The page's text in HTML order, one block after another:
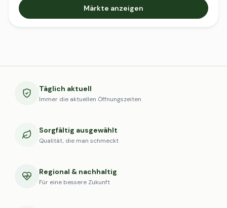
Märkte anzeigen
Täglich aktuell
Immer die aktuellen Öffnungszeiten
Sorgfältig ausgewählt
Qualität, die man schmeckt
Regional & nachhaltig
Für eine bessere Zukunft